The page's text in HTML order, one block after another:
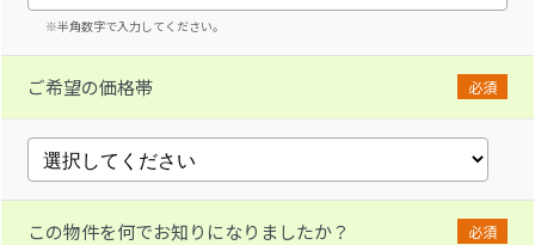
※半角数字で入力してください。
ご希望の価格帯 必須
この物件を何でお知りになりましたか？ 必須